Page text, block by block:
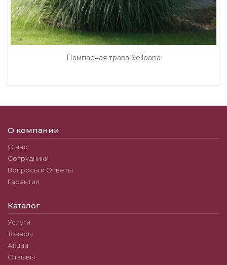
Пампасная трава Selloana
О компании
О нас
Сотрудники
Вопросы и Ответы
Гарантия
Каталог
Услуги
Товары
Акции
Отзывы